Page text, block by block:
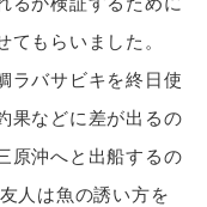
もらいました。
ラバサビキを終日使
果などに差が出るの
原沖へと出船するの
人は魚の誘い方を